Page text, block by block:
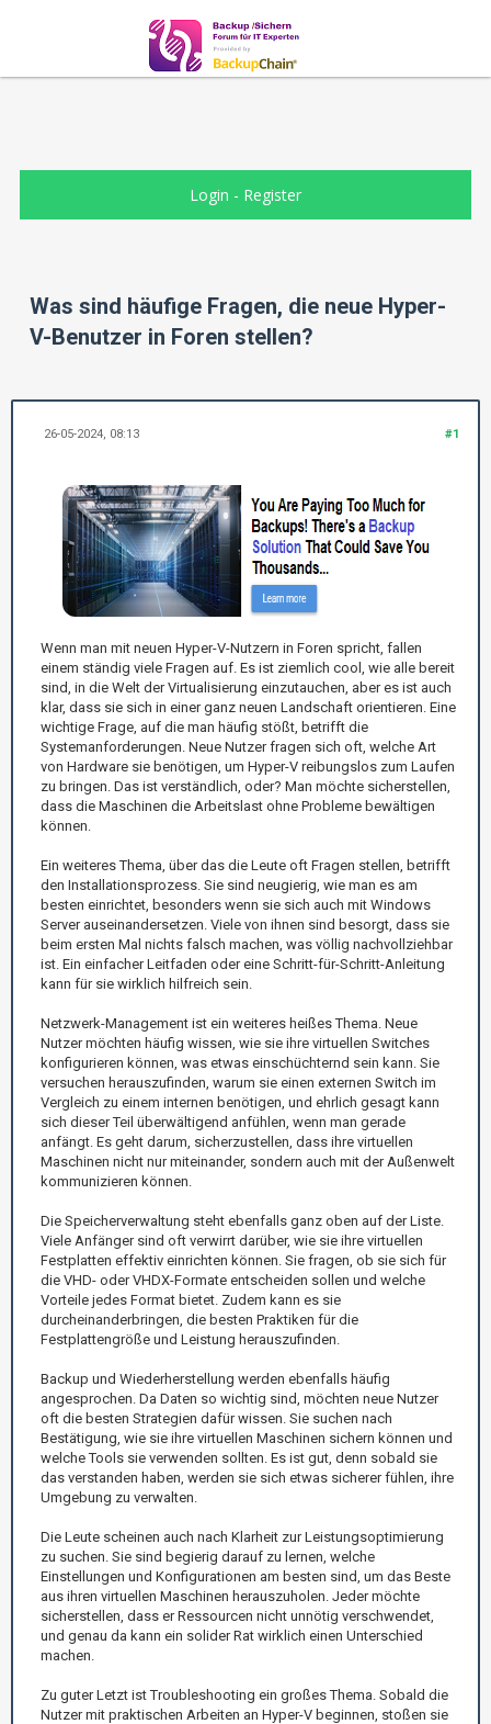
Login - Register
Was sind häufige Fragen, die neue Hyper-
V-Benutzer in Foren stellen?
#1
26-05-2024, 08:13
Wenn man mit neuen Hyper-V-Nutzern in Foren spricht, fallen
einem ständig viele Fragen auf. Es ist ziemlich cool, wie alle bereit
sind, in die Welt der Virtualisierung einzutauchen, aber es ist auch
klar, dass sie sich in einer ganz neuen Landschaft orientieren. Eine
wichtige Frage, auf die man häufig stößt, betrifft die
Systemanforderungen. Neue Nutzer fragen sich oft, welche Art
von Hardware sie benötigen, um Hyper-V reibungslos zum Laufen
zu bringen. Das ist verständlich, oder? Man möchte sicherstellen,
dass die Maschinen die Arbeitslast ohne Probleme bewältigen
können.
Ein weiteres Thema, über das die Leute oft Fragen stellen, betrifft
den Installationsprozess. Sie sind neugierig, wie man es am
besten einrichtet, besonders wenn sie sich auch mit Windows
Server auseinandersetzen. Viele von ihnen sind besorgt, dass sie
beim ersten Mal nichts falsch machen, was völlig nachvollziehbar
ist. Ein einfacher Leitfaden oder eine Schritt-für-Schritt-Anleitung
kann für sie wirklich hilfreich sein.
Netzwerk-Management ist ein weiteres heißes Thema. Neue
Nutzer möchten häufig wissen, wie sie ihre virtuellen Switches
konfigurieren können, was etwas einschüchternd sein kann. Sie
versuchen herauszufinden, warum sie einen externen Switch im
Vergleich zu einem internen benötigen, und ehrlich gesagt kann
sich dieser Teil überwältigend anfühlen, wenn man gerade
anfängt. Es geht darum, sicherzustellen, dass ihre virtuellen
Maschinen nicht nur miteinander, sondern auch mit der Außenwelt
kommunizieren können.
Die Speicherverwaltung steht ebenfalls ganz oben auf der Liste.
Viele Anfänger sind oft verwirrt darüber, wie sie ihre virtuellen
Festplatten effektiv einrichten können. Sie fragen, ob sie sich für
die VHD- oder VHDX-Formate entscheiden sollen und welche
Vorteile jedes Format bietet. Zudem kann es sie
durcheinanderbringen, die besten Praktiken für die
Festplattengröße und Leistung herauszufinden.
Backup und Wiederherstellung werden ebenfalls häufig
angesprochen. Da Daten so wichtig sind, möchten neue Nutzer
oft die besten Strategien dafür wissen. Sie suchen nach
Bestätigung, wie sie ihre virtuellen Maschinen sichern können und
welche Tools sie verwenden sollten. Es ist gut, denn sobald sie
das verstanden haben, werden sie sich etwas sicherer fühlen, ihre
Umgebung zu verwalten.
Die Leute scheinen auch nach Klarheit zur Leistungsoptimierung
zu suchen. Sie sind begierig darauf zu lernen, welche
Einstellungen und Konfigurationen am besten sind, um das Beste
aus ihren virtuellen Maschinen herauszuholen. Jeder möchte
sicherstellen, dass er Ressourcen nicht unnötig verschwendet,
und genau da kann ein solider Rat wirklich einen Unterschied
machen.
Zu guter Letzt ist Troubleshooting ein großes Thema. Sobald die
Nutzer mit praktischen Arbeiten an Hyper-V beginnen, stoßen sie